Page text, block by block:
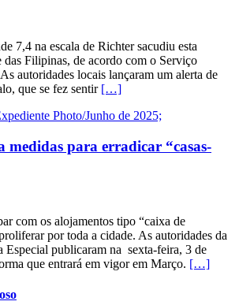
7,4 na escala de Richter sacudiu esta
das Filipinas, de acordo com o Serviço
autoridades locais lançaram um alerta de
que se fez sentir […]
medidas para erradicar “casas-
com os alojamentos tipo “caixa de
por toda a cidade. As autoridades da
Especial publicaram na sexta-feira, 3 de
que entrará em vigor em Março. […]